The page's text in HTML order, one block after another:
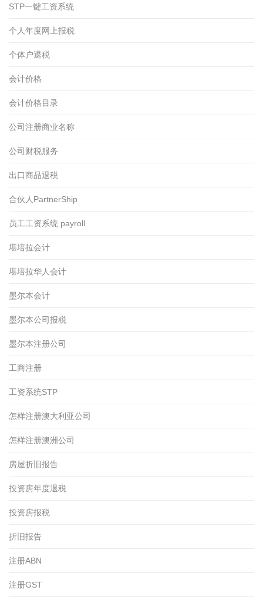
STP一键工资系统
个人年度网上报税
个体户退税
会计价格
会计价格目录
公司注册商业名称
公司财税服务
出口商品退税
合伙人PartnerShip
员工工资系统 payroll
堪培拉会计
堪培拉华人会计
墨尔本会计
墨尔本公司报税
墨尔本注册公司
工商注册
工资系统STP
怎样注册澳大利亚公司
怎样注册澳洲公司
房屋折旧报告
投资房年度退税
投资房报税
折旧报告
注册ABN
注册GST